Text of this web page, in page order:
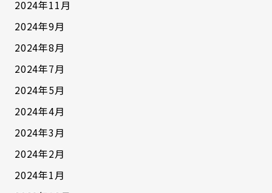
2024年11月
2024年9月
2024年8月
2024年7月
2024年5月
2024年4月
2024年3月
2024年2月
2024年1月